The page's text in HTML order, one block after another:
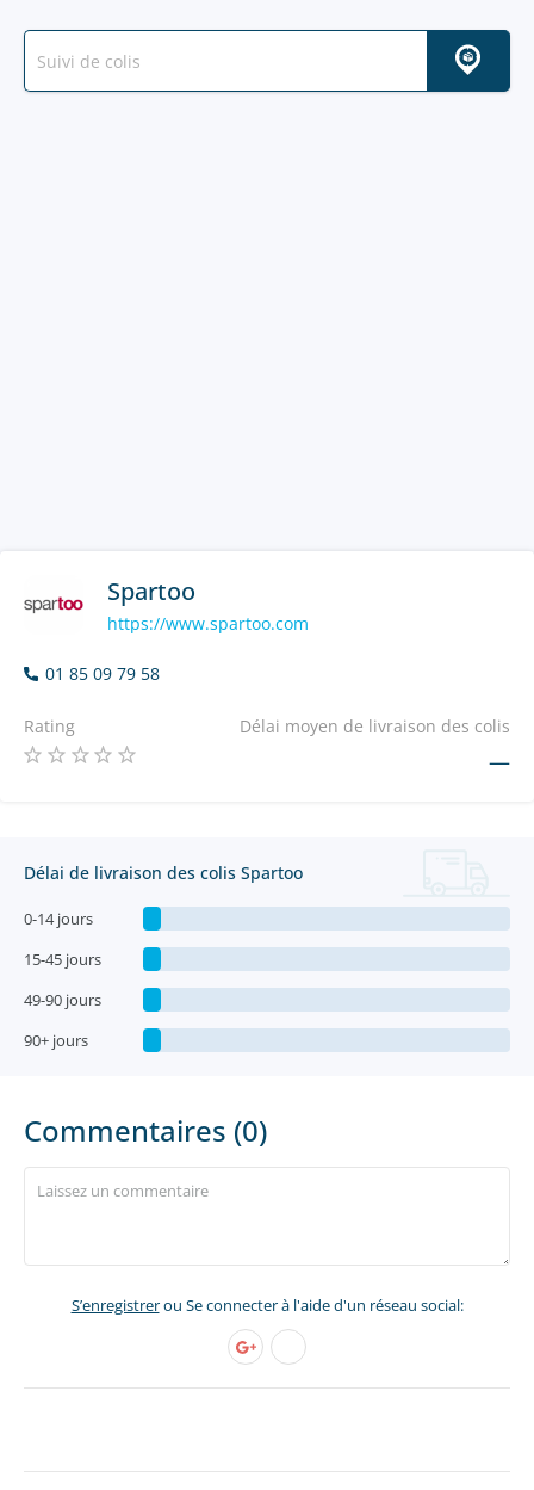
Spartoo
https://www.spartoo.com
01 85 09 79 58
Rating Délai moyen de livraison des colis
—
Délai de livraison des colis Spartoo
0-14 jours
15-45 jours
49-90 jours
90+ jours
Commentaires (0)
S’enregistrerou Se connecter à l'aide d'un réseau social: